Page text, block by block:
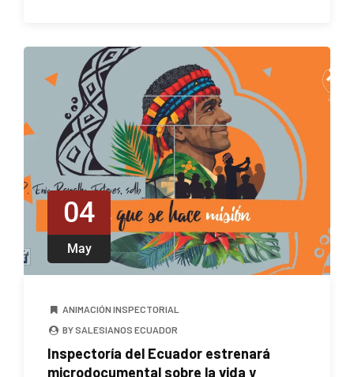
04
May
ANIMACIÓN INSPECTORIAL
BY SALESIANOS ECUADOR
Inspectoría del Ecuador estrenará
microdocumental sobre la vida y